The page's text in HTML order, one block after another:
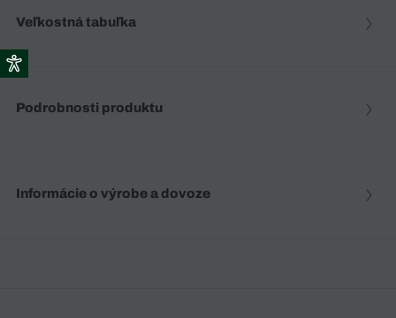
Veľkostná tabuľka
Podrobnosti produktu
Informácie o výrobe a dovoze